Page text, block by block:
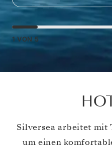
1 VON 5
Silversea arbeitet mit
um einen